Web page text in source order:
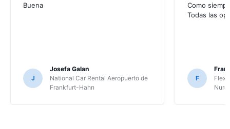
Buena
J
Josefa Galan
National Car Rental Aeropuerto de
Frankfurt-Hahn
Como
Todas las
F
Flex